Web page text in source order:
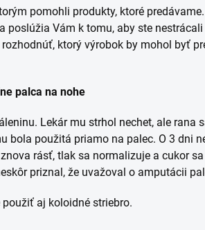
pomohli produkty, ktoré predávame.
poslúžia Vám k tomu, aby ste
ktorý výrobok by mohol byť
palca na nohe
Lekár mu strhol nechet, ale
bola použitá priamo na palec. O 3 dni
rásť, tlak sa normalizuje a cukor
priznal, že uvažoval o amputácii
aj koloidné striebro.